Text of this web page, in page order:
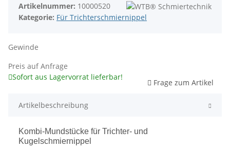
Artikelnummer: 10000520
Kategorie: Für Trichterschmiernippel
Gewinde
Preis auf Anfrage
Sofort aus Lagervorrat lieferbar!
Frage zum Artikel
Artikelbeschreibung
Kombi-Mundstücke für Trichter- und
Kugelschmiernippel